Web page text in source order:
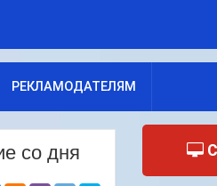
РЕКЛАМОДАТЕЛЯМ
со дня